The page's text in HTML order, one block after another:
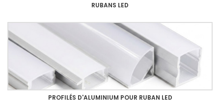
RUBANS LED
PROFILÉS D'ALUMINIUM POUR RUBAN LED